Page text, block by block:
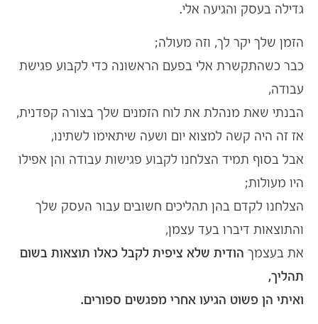
גדילה בעסק והגיעה אלי.
הזמן שלך יקר לך, וזה מעולה;
כבר כשהתקשרת אלי בפעם הראשונה כדי לקבוע פגישת
עבודה,
הבנתי שאת מנהלת את לוח הזמנים שלך בצורה קפדנית,
אז זה היה קשה למצוא יום ושעה שיתאימו לשתינו,
אבל בסוף תמיד הצלחנו לקבוע פגישות עבודה והן אפילו
היו מעולות;
הצלחנו לקדם בהן תהליכים חשובים עבור העסק שלך
והתוצאות דיברו בעד עצמן,
את בעצמך הודית שלא ציפית לקבל כאלו תוצאות בשום
תהליך,
ואיתי הן פשוט הגיעו אחרי מפגשים ספורים.